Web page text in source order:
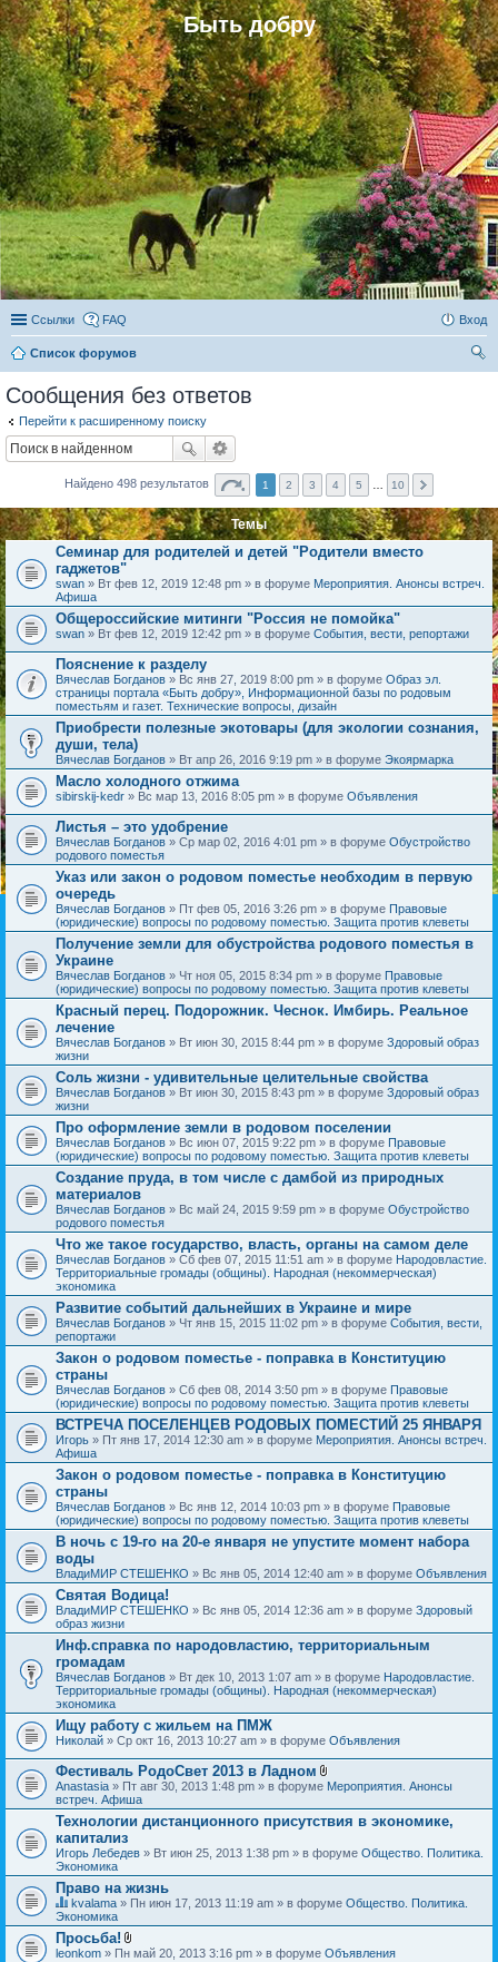
Быть добру
Ссылки FAQ Вход
Список форумов
Сообщения без ответов
Перейти к расширенному поиску
Найдено 498 результатов 1 2 3 4 5 10
Темы
Семинар для родителей и детей "Родители вместо
гаджетов"
swan » Вт фев 12, 2019 12:48 pm » в форуме Мероприятия. Анонсы встреч.
Афиша
Общероссийские митинги "Россия не помойка"
swan » Вт фев 12, 2019 12:42 pm » в форуме События, вести, репортажи
Пояснение к разделу
Вячеслав Богданов » Вс янв 27, 2019 8:00 pm » в форуме Образ эл.
страницы портала «Быть добру», Информационной базы по родовым
поместьям и газет. Технические вопросы, дизайн
Приобрести полезные экотовары (для экологии сознания,
души, тела)
Вячеслав Богданов » Вт апр 26, 2016 9:19 pm » в форуме Экоярмарка
Масло холодного отжима
sibirskij-kedr » Вс мар 13, 2016 8:05 pm » в форуме Объявления
Листья – это удобрение
Вячеслав Богданов » Ср мар 02, 2016 4:01 pm » в форуме Обустройство
родового поместья
Указ или закон о родовом поместье необходим в первую
очередь
Вячеслав Богданов » Пт фев 05, 2016 3:26 pm » в форуме Правовые
(юридические) вопросы по родовому поместью. Защита против клеветы
Получение земли для обустройства родового поместья в
Украине
Вячеслав Богданов » Чт ноя 05, 2015 8:34 pm » в форуме Правовые
(юридические) вопросы по родовому поместью. Защита против клеветы
Красный перец. Подорожник. Чеснок. Имбирь. Реальное
лечение
Вячеслав Богданов » Вт июн 30, 2015 8:44 pm » в форуме Здоровый образ
жизни
Соль жизни - удивительные целительные свойства
Вячеслав Богданов » Вт июн 30, 2015 8:43 pm » в форуме Здоровый образ
жизни
Про оформление земли в родовом поселении
Вячеслав Богданов » Вс июн 07, 2015 9:22 pm » в форуме Правовые
(юридические) вопросы по родовому поместью. Защита против клеветы
Создание пруда, в том числе с дамбой из природных
материалов
Вячеслав Богданов » Вс май 24, 2015 9:59 pm » в форуме Обустройство
родового поместья
Что же такое государство, власть, органы на самом деле
Вячеслав Богданов » Сб фев 07, 2015 11:51 am » в форуме Народовластие.
Территориальные громады (общины). Народная (некоммерческая)
экономика
Развитие событий дальнейших в Украине и мире
Вячеслав Богданов » Чт янв 15, 2015 11:02 pm » в форуме События, вести,
репортажи
Закон о родовом поместье - поправка в Конституцию
страны
Вячеслав Богданов » Сб фев 08, 2014 3:50 pm » в форуме Правовые
(юридические) вопросы по родовому поместью. Защита против клеветы
ВСТРЕЧА ПОСЕЛЕНЦЕВ РОДОВЫХ ПОМЕСТИЙ 25 ЯНВАРЯ
Игорь » Пт янв 17, 2014 12:30 am » в форуме Мероприятия. Анонсы встреч.
Афиша
Закон о родовом поместье - поправка в Конституцию
страны
Вячеслав Богданов » Вс янв 12, 2014 10:03 pm » в форуме Правовые
(юридические) вопросы по родовому поместью. Защита против клеветы
В ночь с 19-го на 20-е января не упустите момент набора
воды
ВладиМИР СТЕШЕНКО » Вс янв 05, 2014 12:40 am » в форуме Объявления
Святая Водица!
ВладиМИР СТЕШЕНКО » Вс янв 05, 2014 12:36 am » в форуме Здоровый
образ жизни
Инф.справка по народовластию, территориальным
громадам
Вячеслав Богданов » Вт дек 10, 2013 1:07 am » в форуме Народовластие.
Территориальные громады (общины). Народная (некоммерческая)
экономика
Ищу работу с жильем на ПМЖ
Николай » Ср окт 16, 2013 10:27 am » в форуме Объявления
Фестиваль РодоСвет 2013 в Ладном
В
о
ж
н
и
я
Anastasia » Пт авг 30, 2013 1:48 pm » в форуме Мероприятия. Анонсы
встреч. Афиша
Технологии дистанционного присутствия в экономике,
капитализ
Игорь Лебедев » Вт июн 25, 2013 1:38 pm » в форуме Общество. Политика.
Экономика
Право на жизнь
Д
а
н
н
kvalama » Пн июн 17, 2013 11:19 am » в форуме Общество. Политика.
Экономика
Просьба!
В
leonkom » Пн май 20, 2013 3:16 pm » в форуме Объявления